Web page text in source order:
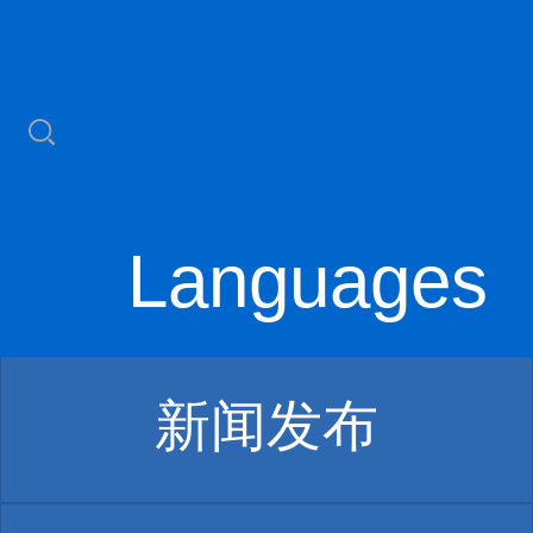
Languages
新闻发布